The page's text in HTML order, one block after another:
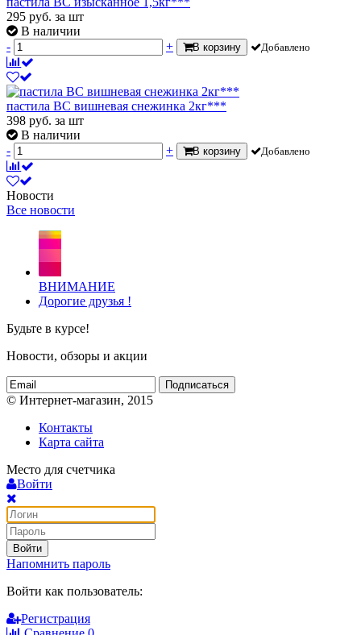
295 руб. за шт
В наличии
-
+ В корзину Добавлено
пастила ВС вишневая снежинка 2кг***
398 руб. за шт
В наличии
-
+ В корзину Добавлено
Новости
Все новости
ВНИМАНИЕ
Дорогие друзья !
Будьте в курсе!
Новости, обзоры и акции
Подписаться
© Интернет-магазин, 2015
Контакты
Карта сайта
Место для счетчика
Войти
Войти
Напомнить пароль
Войти как пользователь:
Регистрация